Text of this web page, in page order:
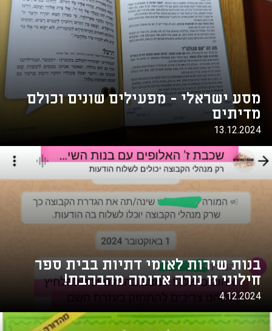
מסע ישראלי - מפעילים שונים וכולם
מדיתים
13.12.2024
בנות שירות לאומי דתיות בבית ספר
חילוני זו נורה אדומה מהבהבת!
4.12.2024